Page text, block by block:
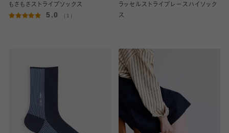
もさもさストライプソックス
5.0 （1）
ラッセルストライプレースハイソック
ス